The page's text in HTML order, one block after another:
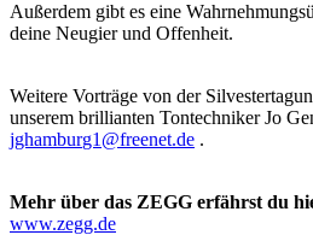
Außerdem gibt es eine
deine Neugier und Offenheit.
Weitere Vorträge von der
unserem brillianten Tontechniker Jo
.
Mehr über das ZEGG erfährst du
www.zegg.de